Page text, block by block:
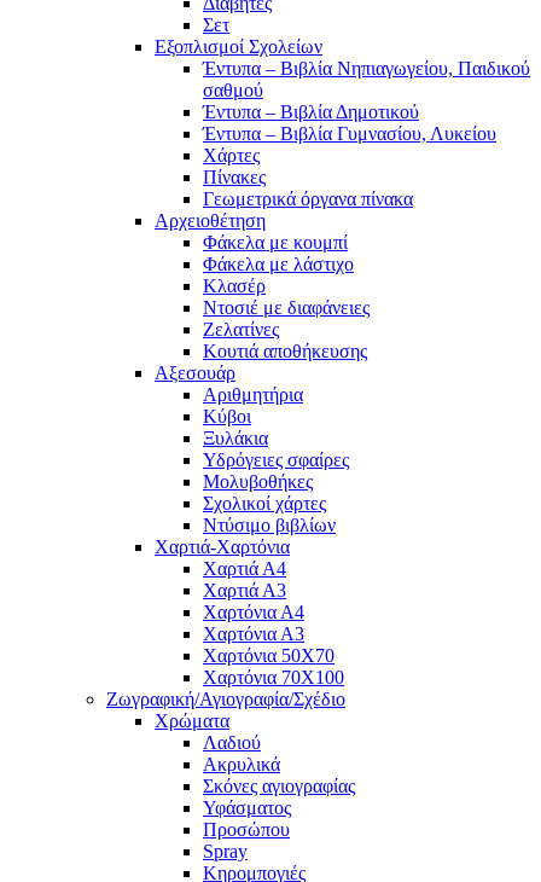
Σετ
Εξοπλισμοί Σχολείων
Έντυπα – Βιβλία Νηπιαγωγείου, Παιδικού
σαθμού
Έντυπα – Βιβλία Δημοτικού
Έντυπα – Βιβλία Γυμνασίου, Λυκείου
Χάρτες
Πίνακες
Γεωμετρικά όργανα πίνακα
Αρχειοθέτηση
Φάκελα με κουμπί
Φάκελα με λάστιχο
Κλασέρ
Ντοσιέ με διαφάνειες
Ζελατίνες
Κουτιά αποθήκευσης
Αξεσουάρ
Αριθμητήρια
Κύβοι
Ξυλάκια
Υδρόγειες σφαίρες
Μολυβοθήκες
Σχολικοί χάρτες
Ντύσιμο βιβλίων
Χαρτιά-Χαρτόνια
Χαρτιά Α4
Χαρτιά Α3
Χαρτόνια Α4
Χαρτόνια Α3
Χαρτόνια 50Χ70
Χαρτόνια 70Χ100
Ζωγραφική/Αγιογραφία/Σχέδιο
Χρώματα
Λαδιού
Ακρυλικά
Σκόνες αγιογραφίας
Υφάσματος
Προσώπου
Spray
Κηρομπογιές